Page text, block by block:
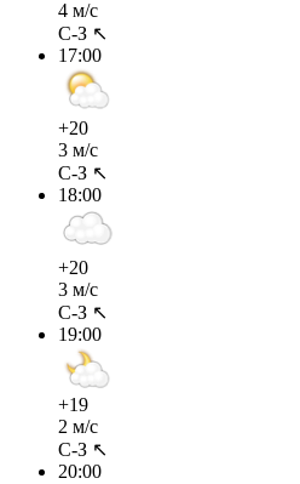
4 м/с
С-З ↖
17:00
+20
3 м/с
С-З ↖
18:00
+20
3 м/с
С-З ↖
19:00
+19
2 м/с
С-З ↖
20:00